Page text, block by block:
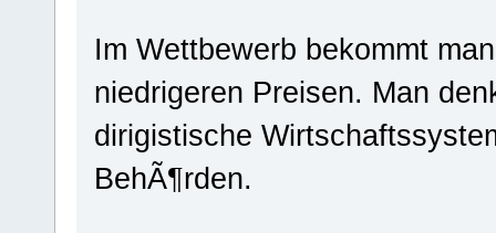
Im Wettbewerb bekommt
niedrigeren Preisen. Man
dirigistische
BehÃ¶rden.